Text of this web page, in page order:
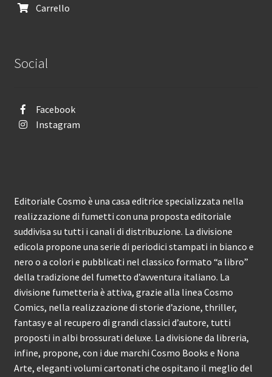
Carrello
Social
Facebook
Instagram
Editoriale Cosmo è una casa editrice specializzata nella
realizzazione di fumetti con una proposta editoriale
suddivisa su tutti i canali di distribuzione. La divisione
edicola propone una serie di periodici stampati in bianco e
nero o a colori e pubblicati nel classico formato “a libro”
della tradizione del fumetto d’avventura italiano. La
divisione fumetteria è attiva, grazie alla linea Cosmo
Comics, nella realizzazione di storie d’azione, thriller,
fantasy e al recupero di grandi classici d’autore, tutti
proposti in albi brossurati deluxe. La divisione da libreria,
infine, propone, con i due marchi Cosmo Books e Nona
Arte, eleganti volumi cartonati che ospitano il meglio del